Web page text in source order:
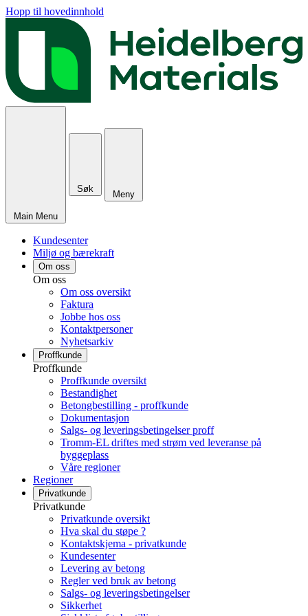
Hopp til hovedinnhold
Main Menu
Søk
Meny
Kundesenter
Miljø og bærekraft
Om oss
Om oss
Om oss oversikt
Faktura
Jobbe hos oss
Kontaktpersoner
Nyhetsarkiv
Proffkunde
Proffkunde
Proffkunde oversikt
Bestandighet
Betongbestilling - proffkunde
Dokumentasjon
Salgs- og leveringsbetingelser proff
Tromm-EL driftes med strøm ved leveranse på
byggeplass
Våre regioner
Regioner
Privatkunde
Privatkunde
Privatkunde oversikt
Hva skal du støpe ?
Kontaktskjema - privatkunde
Kundesenter
Levering av betong
Regler ved bruk av betong
Salgs- og leveringsbetingelser
Sikkerhet